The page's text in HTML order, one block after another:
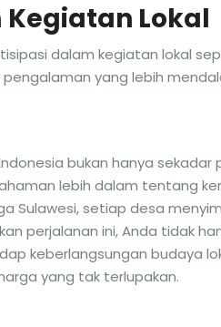
Lokal
dalam kegiatan lokal
yang lebih
bukan hanya
lebih dalam tentang
Sulawesi, setiap desa
perjalanan ini, Anda tidak
keberlangsungan budaya
yang tak terlupakan.